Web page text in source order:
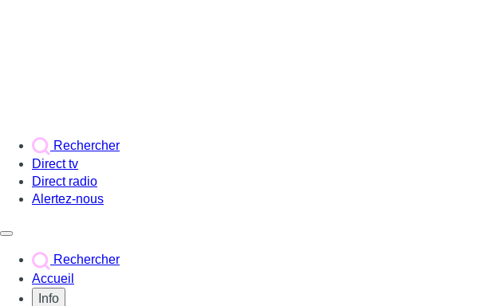
Rechercher
Direct tv
Direct radio
Alertez-nous
Rechercher
Accueil
Info